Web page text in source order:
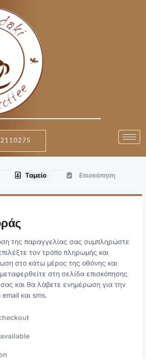
Ταμείο Επισκόπηση
της παραγγελίας σας συμπληρώστε
τον τρόπο πληρωμής και
στο κάτω μέρος της οθόνης και
στη σελίδα επισκόπησης
και θα λάβετε ενημέρωση για την
και sms.